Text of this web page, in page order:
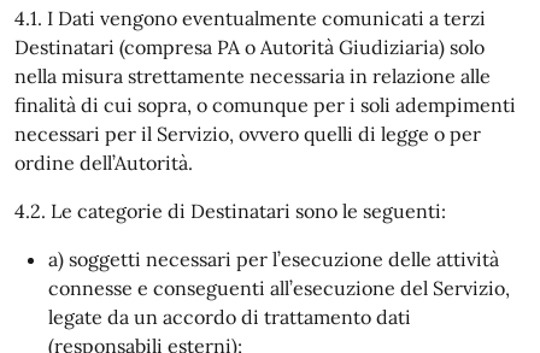
4.1. I Dati vengono eventualmente comunicati a terzi
Destinatari (compresa PA o Autorità Giudiziaria) solo
nella misura strettamente necessaria in relazione alle
finalità di cui sopra, o comunque per i soli adempimenti
necessari per il Servizio, ovvero quelli di legge o per
ordine dell’Autorità.
4.2. Le categorie di Destinatari sono le seguenti:
a) soggetti necessari per l’esecuzione delle attività
connesse e conseguenti all’esecuzione del Servizio,
legate da un accordo di trattamento dati
(responsabili esterni);